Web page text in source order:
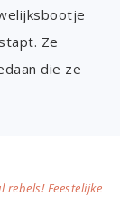
Ze
die ze
rebels! Feestelijke